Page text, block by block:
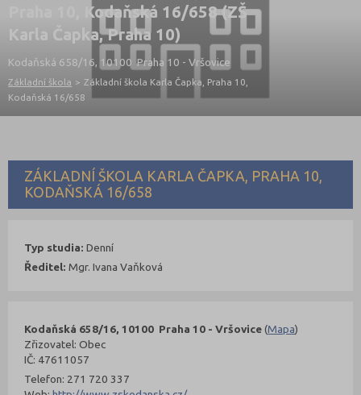
ČTENÁŘSKÝ DENÍK
DALŠÍ DRUHY ŠKOL
Praha 10, Kodaňská 16/658 (ZŠ
Karla Čapka, Praha 10)
Kodaňská 658/16, 10100 Praha 10 - Vršovice
Základní škola > Základní škola Karla Čapka, Praha 10,
Kodaňská 16/658
ZÁKLADNÍ ŠKOLA KARLA ČAPKA, PRAHA 10,
KODAŇSKÁ 16/658
Kodaňská 658/16, 10100 Praha 10 - Vršovice(Mapa)
Zřizovatel: Obec
IČ: 47611057
Telefon: 271 720 337
Typ studia: Denní
Ředitel: Mgr. Ivana Vaňková